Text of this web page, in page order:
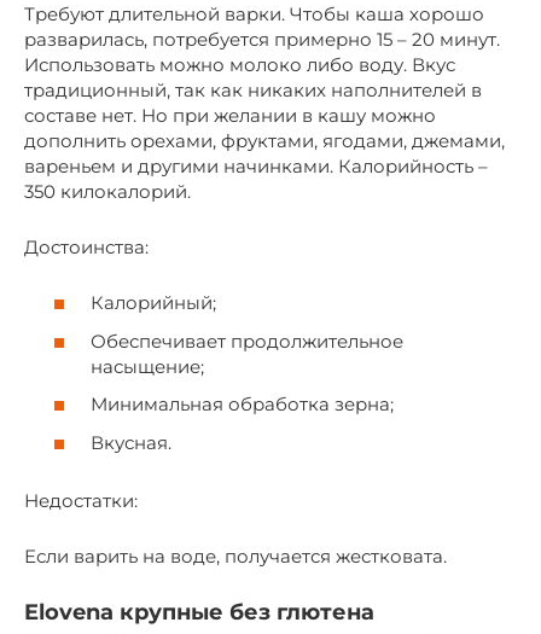
Требуют длительной варки. Чтобы каша хорошо
разварилась, потребуется примерно 15 – 20 минут.
Использовать можно молоко либо воду. Вкус
традиционный, так как никаких наполнителей в
составе нет. Но при желании в кашу можно
дополнить орехами, фруктами, ягодами, джемами,
вареньем и другими начинками. Калорийность –
350 килокалорий.
Достоинства:
Калорийный;
Обеспечивает продолжительное
насыщение;
Минимальная обработка зерна;
Вкусная.
Недостатки:
Если варить на воде, получается жестковата.
Elovena крупные без глютена